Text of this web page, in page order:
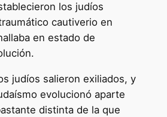
los judíos
cautiverio en
en estado de
judíos salieron exiliados, y
evolucionó aparte
distinta de la que